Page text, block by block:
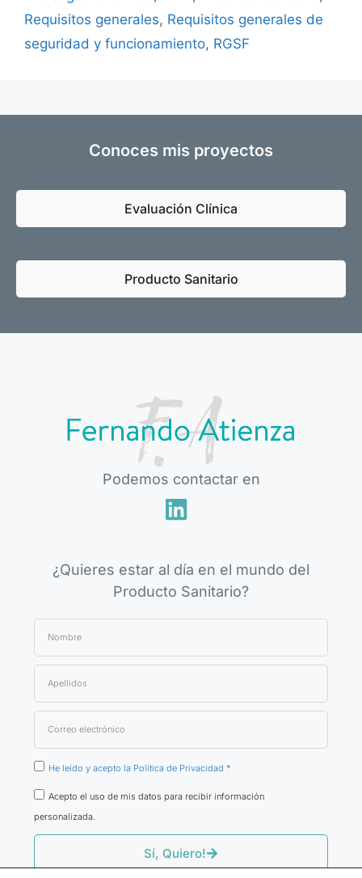
Requisitos generales, Requisitos generales de
seguridad y funcionamiento, RGSF
Conoces mis proyectos
Evaluación Clínica
Producto Sanitario
Podemos contactar en
¿Quieres estar al día en el mundo del
Producto Sanitario?
He leído y acepto la Política de Privacidad *
Acepto el uso de mis datos para recibir información
personalizada.
Sí, Quiero!